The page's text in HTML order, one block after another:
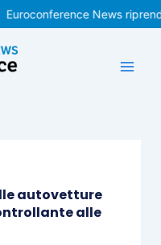
News
autovetture
alle